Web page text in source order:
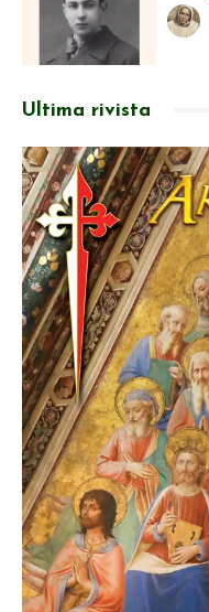
Ultima rivista